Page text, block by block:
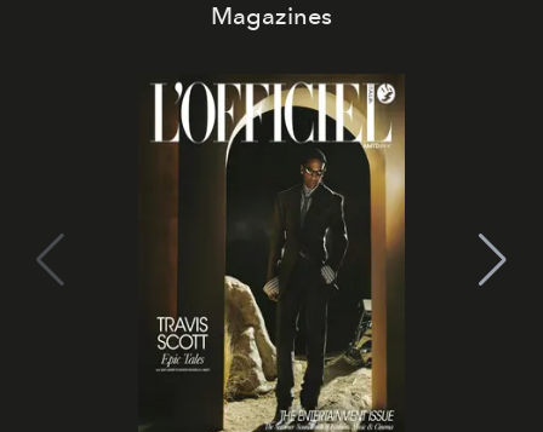
Magazines